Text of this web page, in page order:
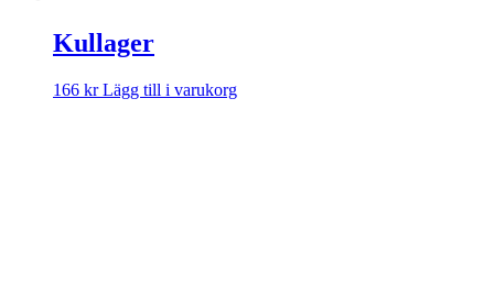
Kullager
166 kr Lägg till i varukorg